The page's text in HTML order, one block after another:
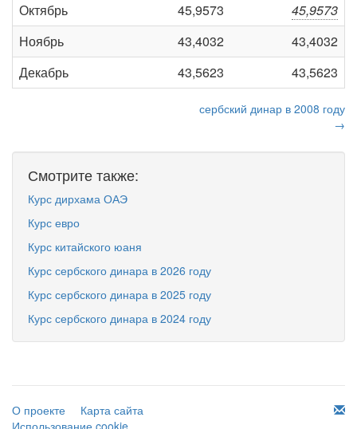
Октябрь
45,9573
45,9573
Ноябрь
43,4032
43,4032
Декабрь
43,5623 43,5623
сербский динар в 2008 году
→
Смотрите также:
Курс дирхама ОАЭ
Курс евро
Курс китайского юаня
Курс сербского динара в 2026 году
Курс сербского динара в 2025 году
Курс сербского динара в 2024 году
О проекте
Карта сайта
Использование cookie